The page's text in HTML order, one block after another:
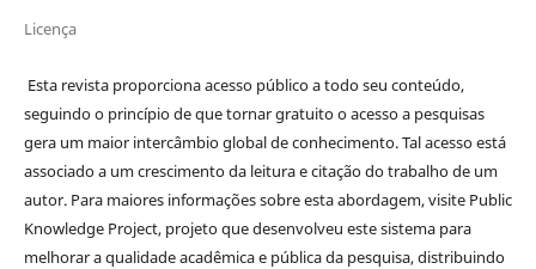
Licença
Esta revista proporciona acesso público a todo seu conteúdo,
seguindo o princípio de que tornar gratuito o acesso a pesquisas
gera um maior intercâmbio global de conhecimento. Tal acesso está
associado a um crescimento da leitura e citação do trabalho de um
autor. Para maiores informações sobre esta abordagem, visite Public
Knowledge Project, projeto que desenvolveu este sistema para
melhorar a qualidade acadêmica e pública da pesquisa, distribuindo